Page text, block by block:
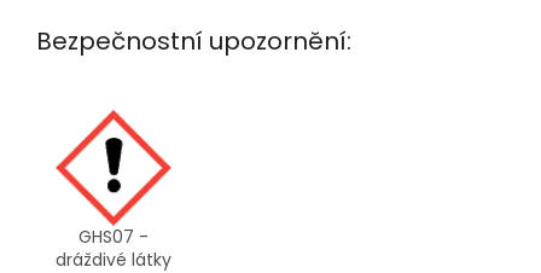
Bezpečnostní upozornění:
GHS07 -
dráždivé látky